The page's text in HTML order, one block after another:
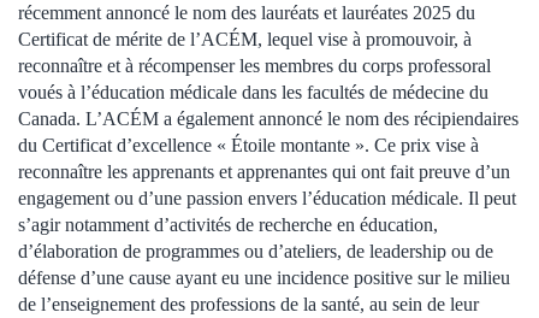
récemment annoncé le nom des lauréats et lauréates 2025 du
Certificat de mérite de l’ACÉM, lequel vise à promouvoir, à
reconnaître et à récompenser les membres du corps professoral
voués à l’éducation médicale dans les facultés de médecine du
Canada. L’ACÉM a également annoncé le nom des récipiendaires
du Certificat d’excellence « Étoile montante ». Ce prix vise à
reconnaître les apprenants et apprenantes qui ont fait preuve d’un
engagement ou d’une passion envers l’éducation médicale. Il peut
s’agir notamment d’activités de recherche en éducation,
d’élaboration de programmes ou d’ateliers, de leadership ou de
défense d’une cause ayant eu une incidence positive sur le milieu
de l’enseignement des professions de la santé, au sein de leur